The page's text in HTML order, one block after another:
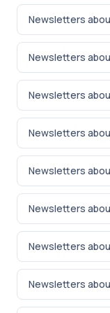
Newsletters
Newsletters
Newsletters
Newsletters
Newsletters
Newsletters
Newsletters
Newsletters